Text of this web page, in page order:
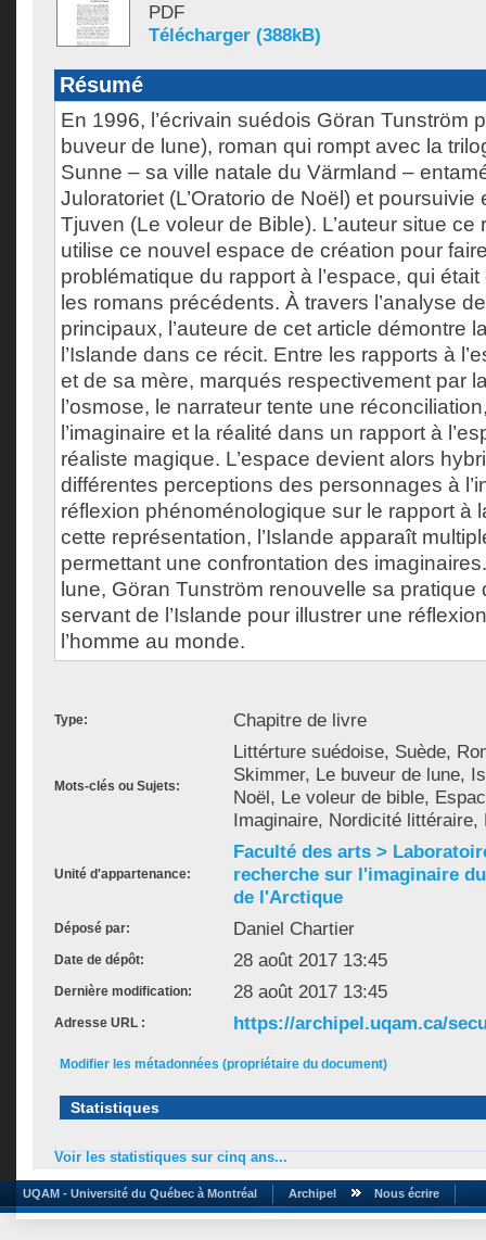
PDF
Télécharger (388kB)
Résumé
En 1996, l’écrivain suédois Göran Tunström
buveur de lune), roman qui rompt avec la
Sunne – sa ville natale du Värmland –
Juloratoriet (L’Oratorio de Noël) et poursuivie
Tjuven (Le voleur de Bible). L’auteur situe ce
utilise ce nouvel espace de création pour
problématique du rapport à l’espace, qui
les romans précédents. À travers l’analyse
principaux, l’auteure de cet article démontre
l’Islande dans ce récit. Entre les rapports à
et de sa mère, marqués respectivement par
l’osmose, le narrateur tente une
l’imaginaire et la réalité dans un rapport à
réaliste magique. L’espace devient alors
différentes perceptions des personnages à
réflexion phénoménologique sur le rapport à
cette représentation, l’Islande apparaît
permettant une confrontation des
lune, Göran Tunström renouvelle sa pratique
servant de l’Islande pour illustrer une
l’homme au monde.
Type: Chapitre de livre
Mots-clés ou Sujets:
Littérture suédoise, Suède,
Skimmer, Le buveur de lune,
Noël, Le voleur de bible,
Imaginaire, Nordicité littéraire,
Unité d'appartenance:
Faculté des arts >
recherche sur l'imaginaire
de l'Arctique
Déposé par: Daniel Chartier
Date de dépôt: 28 août 2017 13:45
Dernière modification: 28 août 2017 13:45
Adresse URL : https://archipel.uqam.ca/
Modifier les métadonnées (propriétaire du document)
Statistiques
Voir les statistiques sur cinq ans...
UQAM - Université du Québec à Montréal Archipel Nous écrire